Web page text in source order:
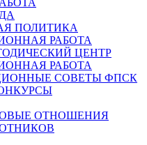
ПОЛИТИКА
РАБОТА
ЦЕНТР
РАБОТА
СОВЕТЫ ФПСК
ОТНОШЕНИЯ